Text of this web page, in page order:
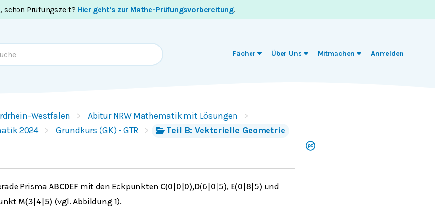
schon Prüfungszeit? Hier geht's zur Mathe-Prüfungsvorbereitung.
Fächer Über Uns Mitmachen Anmelden
Westfalen
Abitur NRW Mathematik mit Lösungen
2024
Grundkurs (GK) - GTR Teil B: Vektorielle Geometrie
PrismaABCDEF mit den Eckpunkten C(0 0 0),D(6 0 5), E(0 8 5) und
M(3 4 5) (vgl. Abbildung 1).